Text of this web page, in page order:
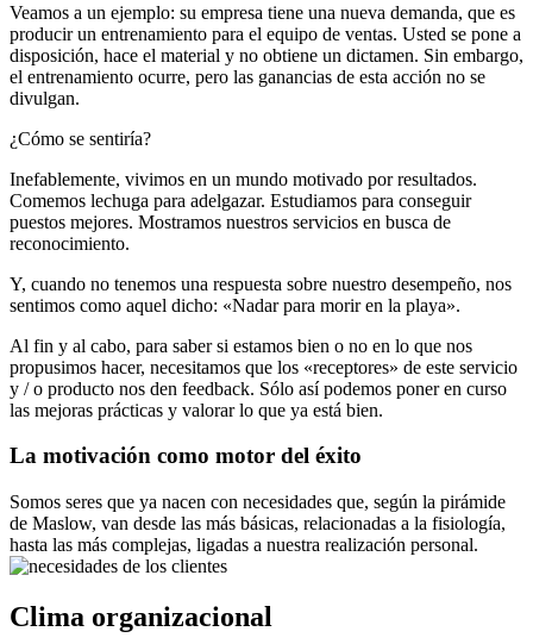
Veamos a un ejemplo: su empresa tiene una nueva demanda, que es
producir un entrenamiento para el equipo de ventas. Usted se pone a
disposición, hace el material y no obtiene un dictamen. Sin embargo,
el entrenamiento ocurre, pero las ganancias de esta acción no se
divulgan.
¿Cómo se sentiría?
Inefablemente, vivimos en un mundo motivado por resultados.
Comemos lechuga para adelgazar. Estudiamos para conseguir
puestos mejores. Mostramos nuestros servicios en busca de
reconocimiento.
Y, cuando no tenemos una respuesta sobre nuestro desempeño, nos
sentimos como aquel dicho: «Nadar para morir en la playa».
Al fin y al cabo, para saber si estamos bien o no en lo que nos
propusimos hacer, necesitamos que los «receptores» de este servicio
y / o producto nos den feedback. Sólo así podemos poner en curso
las mejoras prácticas y valorar lo que ya está bien.
La motivación como motor del éxito
Somos seres que ya nacen con necesidades que, según la pirámide
de Maslow, van desde las más básicas, relacionadas a la fisiología,
hasta las más complejas, ligadas a nuestra realización personal.
Clima organizacional